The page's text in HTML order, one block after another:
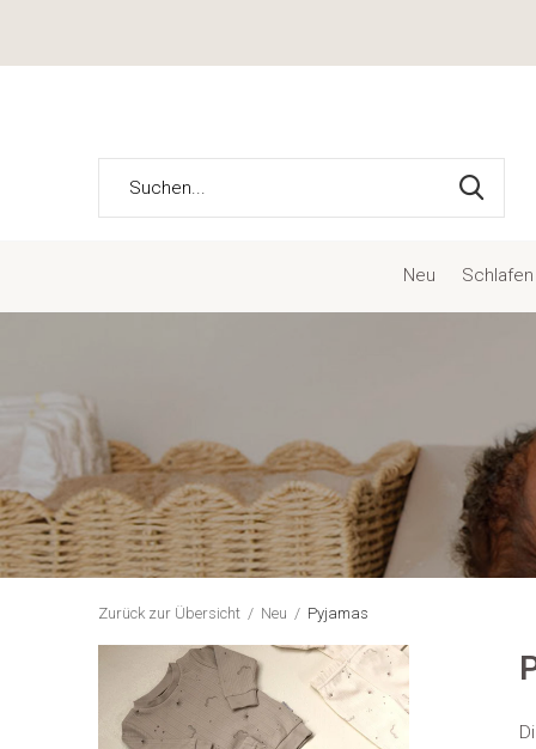
Neu Schlafen
Zurück zur Übersicht Neu Pyjamas